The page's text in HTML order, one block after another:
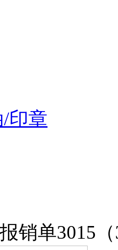
印章
销单3015